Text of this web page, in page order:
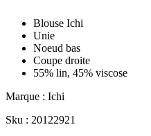
Blouse Ichi
Unie
Noeud bas
Coupe droite
55% lin, 45% viscose
Marque : Ichi
Sku : 20122921